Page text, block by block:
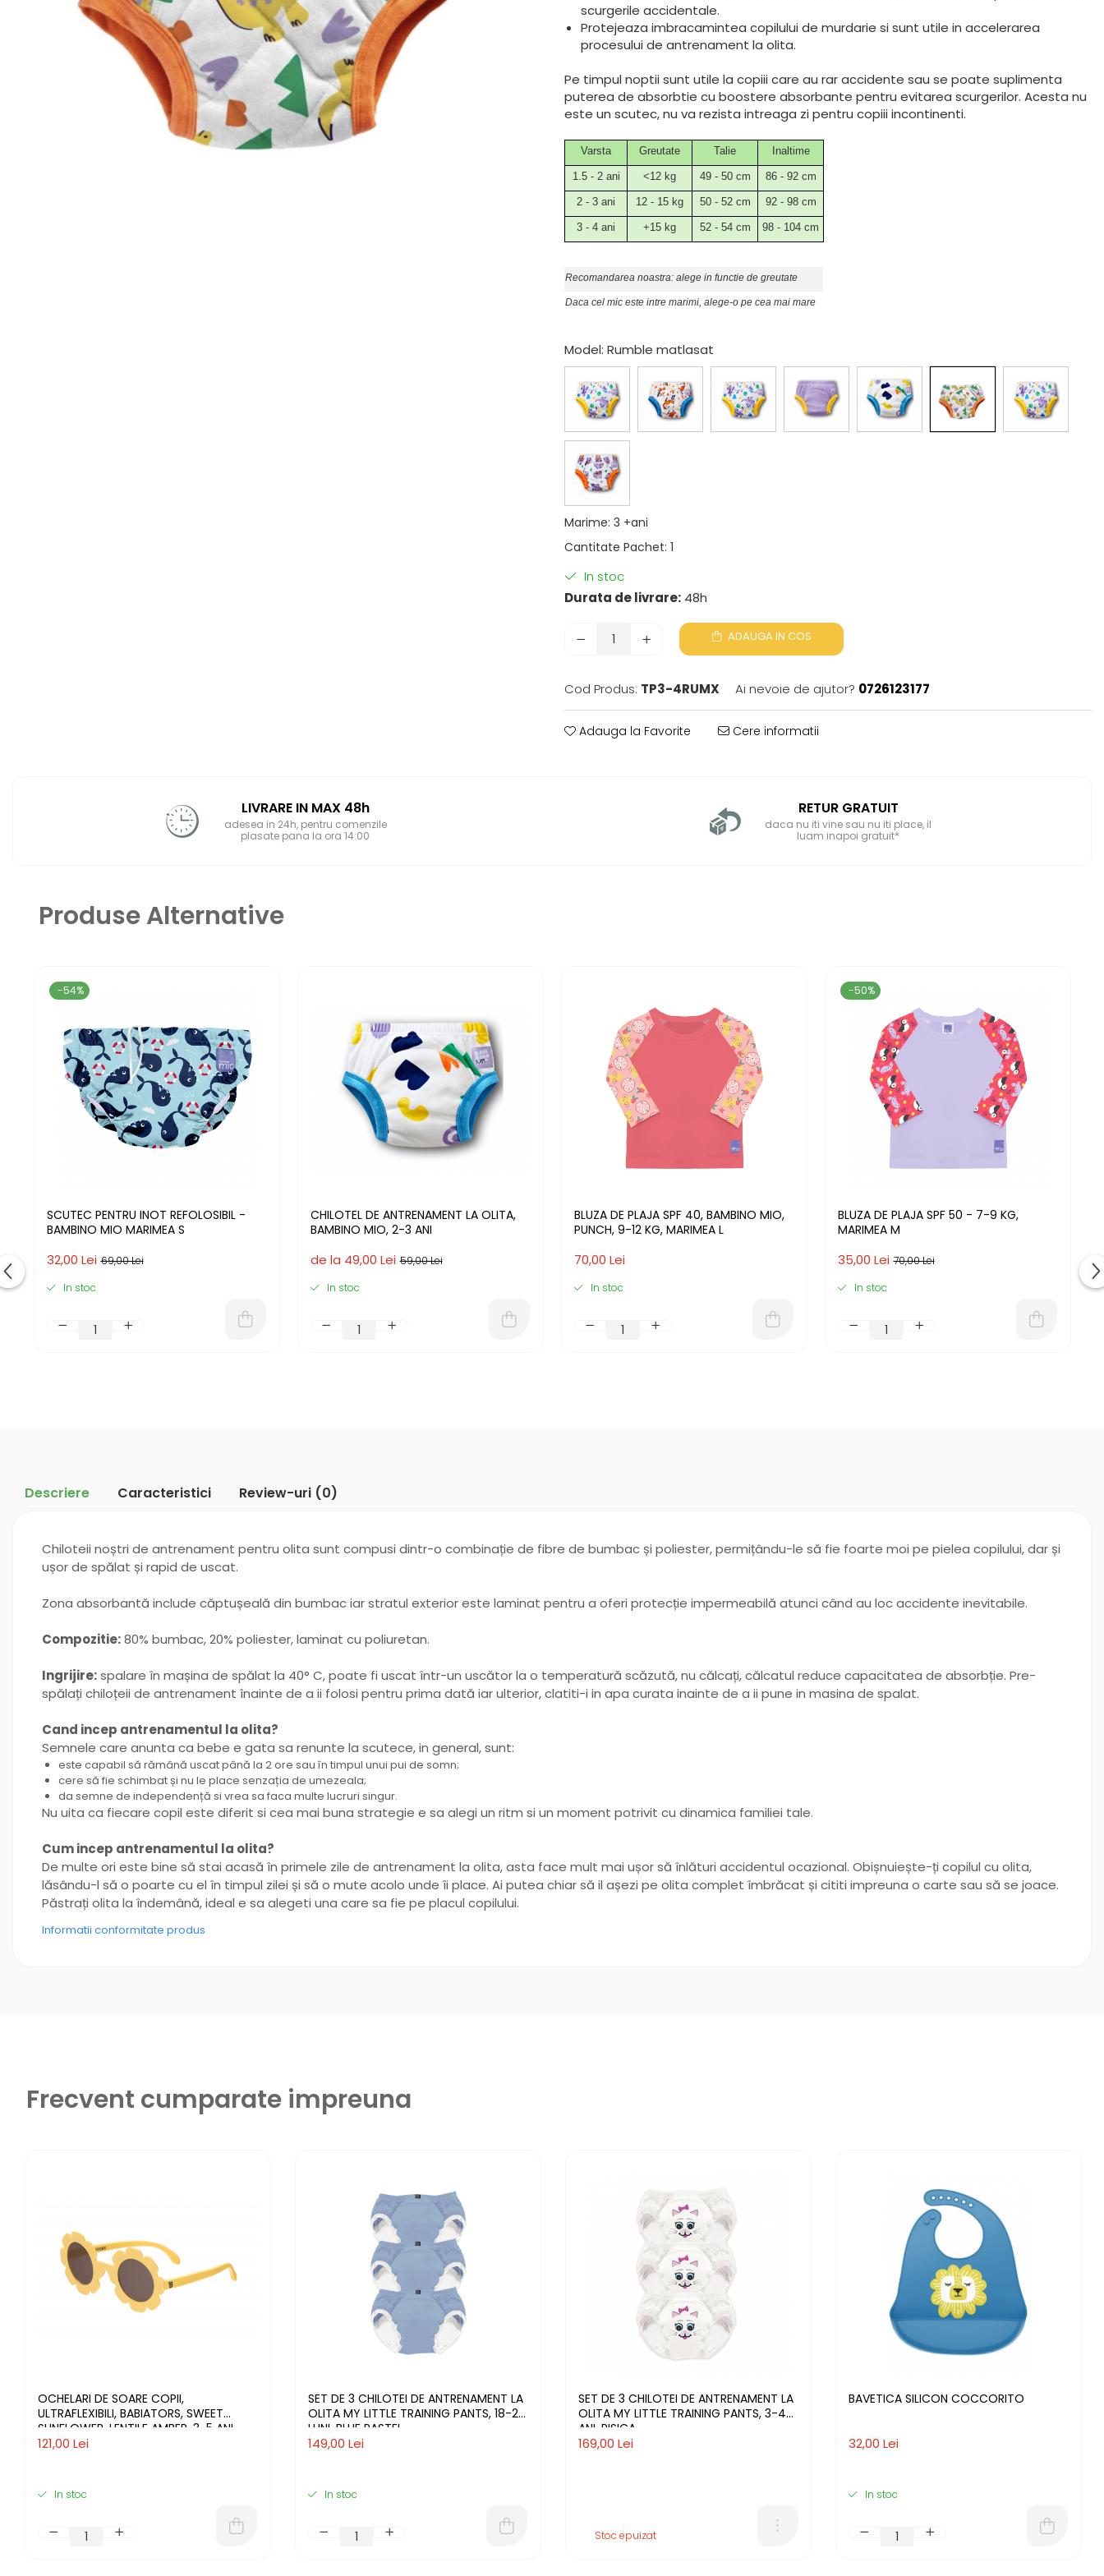
Jucarii pentru dentitie
CHARLIE BANANA
Sac de dormit cu piciorușe
scurgerile accidentale.
Protejeaza imbracamintea copilului de murdarie si sunt utile in accelerarea
procesului de antrenament la olita.
Pe timpul noptii sunt utile la copiii care au rar accidente sau se poate suplimenta
puterea de absorbtie cu boostere absorbante pentru evitarea scurgerilor. Acesta nu
este un scutec, nu va rezista intreaga zi pentru copiii incontinenti.
Varsta Greutate Talie Inaltime
1.5 - 2 ani <12 kg 49 - 50 cm 86 - 92 cm
2 - 3 ani 12 - 15 kg 50 - 52 cm 92 - 98 cm
3 - 4 ani +15 kg 52 - 54 cm 98 - 104 cm
Recomandarea noastra: alege in functie de greutate
Daca cel mic este intre marimi, alege-o pe cea mai mare
Model: Rumble matlasat
Marime: 3 +ani
Cantitate Pachet: 1
In stoc
Durata de livrare: 48h
ADAUGA IN COS
Cod Produs: TP3-4RUMX Ai nevoie de ajutor? 0726123177
Adauga la Favorite Cere informatii
LIVRARE IN MAX 48h
adesea in 24h, pentru comenzile
plasate pana la ora 14:00
RETUR GRATUIT
daca nu iti vine sau nu iti place, il
luam inapoi gratuit*
Produse Alternative
-54%
SCUTEC PENTRU INOT REFOLOSIBIL -
BAMBINO MIO MARIMEA S
69,00 Lei
32,00 Lei
In stoc
CHILOTEL DE ANTRENAMENT LA OLITA,
BAMBINO MIO, 2-3 ANI
59,00 Lei
de la 49,00 Lei
In stoc
BLUZA DE PLAJA SPF 40, BAMBINO MIO,
PUNCH, 9-12 KG, MARIMEA L
70,00 Lei
In stoc
-50%
BLUZA DE PLAJA SPF 50 - 7-9 KG,
MARIMEA M
70,00 Lei
35,00 Lei
In stoc
Descriere Caracteristici Review-uri (0)
Chiloteii noștri de antrenament pentru olita sunt compusi dintr-o combinație de fibre de bumbac și poliester, permițându-le să fie foarte moi pe pielea copilului, dar și
ușor de spălat și rapid de uscat.
Zona absorbantă include căptușeală din bumbac iar stratul exterior este laminat pentru a oferi protecție impermeabilă atunci când au loc accidente inevitabile.
Compozitie:80% bumbac, 20% poliester, laminat cu poliuretan.
Ingrijire:spalare în mașina de spălat la 40° C, poate fi uscat într-un uscător la o temperatură scăzută, nu călcați, călcatul reduce capacitatea de absorbție. Pre-
spălați chiloțeii de antrenament înainte de a ii folosi pentru prima dată iar ulterior, clatiti-i in apa curata inainte de a ii pune in masina de spalat.
Cand incep antrenamentul la olita?
Semnele care anunta ca bebe e gata sa renunte la scutece, in general, sunt:
este capabil să rămână uscat până la 2 ore sau în timpul unui pui de somn;
cere să fie schimbat și nu le place senzația de umezeala;
da semne de independență si vrea sa faca multe lucruri singur.
Nu uita ca fiecare copil este diferit si cea mai buna strategie e sa alegi un ritm si un moment potrivit cu dinamica familiei tale.
Cum incep antrenamentul la olita?
De multe ori este bine să stai acasă în primele zile de antrenament la olita, asta face mult mai ușor să înlături accidentul ocazional. Obișnuiește-ți copilul cu olita,
lăsându-l să o poarte cu el în timpul zilei și să o mute acolo unde îi place. Ai putea chiar să il așezi pe olita complet îmbrăcat și cititi impreuna o carte sau să se joace.
Păstrați olita la îndemână, ideal e sa alegeti una care sa fie pe placul copilului.
Informatii conformitate produs
Frecvent cumparate impreuna
OCHELARI DE SOARE COPII,
ULTRAFLEXIBILI, BABIATORS, SWEET
SUNFLOWER, LENTILE AMBER, 3-5 ANI
121,00 Lei
In stoc
SET DE 3 CHILOTEI DE ANTRENAMENT LA
OLITA MY LITTLE TRAINING PANTS, 18-24
LUNI, BLUE PASTEL
149,00 Lei
In stoc
SET DE 3 CHILOTEI DE ANTRENAMENT LA
OLITA MY LITTLE TRAINING PANTS, 3-4
ANI, PISICA
169,00 Lei
Stoc epuizat
BAVETICA SILICON COCCORITO
32,00 Lei
In stoc